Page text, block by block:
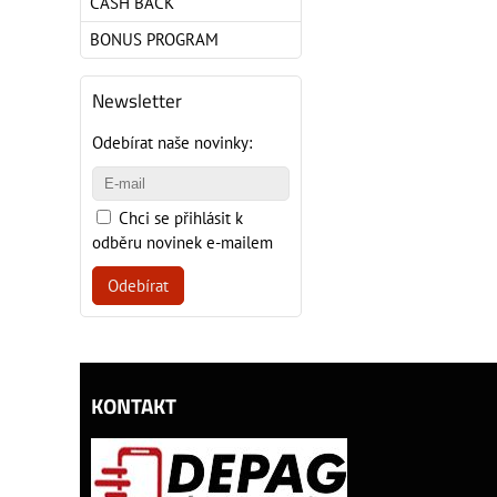
BONUS PROGRAM
Newsletter
Odebírat naše novinky:
Chci se přihlásit k
odběru novinek e-mailem
Odebírat
KONTAKT